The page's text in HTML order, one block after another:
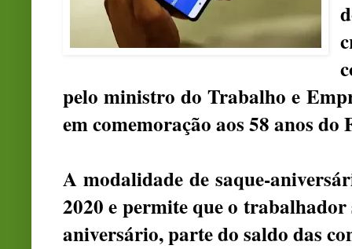
pelo ministro do Trabalho e
em comemoração aos 58 anos do
A modalidade de saque-
2020 e permite que o trabalhador
aniversário, parte do saldo das